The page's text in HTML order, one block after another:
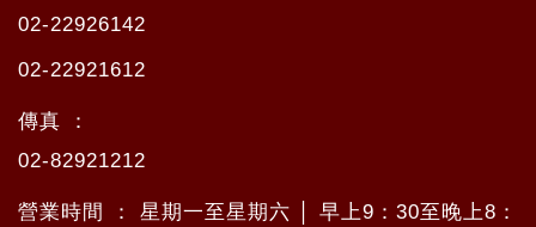
02-22926142
02-22921612
傳真 ：
02-82921212
營業時間 ： 星期一至星期六 │ 早上9：30至晚上8：